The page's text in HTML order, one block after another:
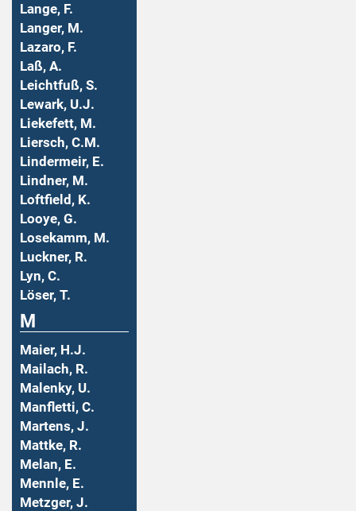
Lange, F.
Langer, M.
Lazaro, F.
Laß, A.
Leichtfuß, S.
Lewark, U.J.
Liekefett, M.
Liersch, C.M.
Lindermeir, E.
Lindner, M.
Loftfield, K.
Looye, G.
Losekamm, M.
Luckner, R.
Lyn, C.
Löser, T.
M
Maier, H.J.
Mailach, R.
Malenky, U.
Manfletti, C.
Martens, J.
Mattke, R.
Melan, E.
Mennle, E.
Metzger, J.